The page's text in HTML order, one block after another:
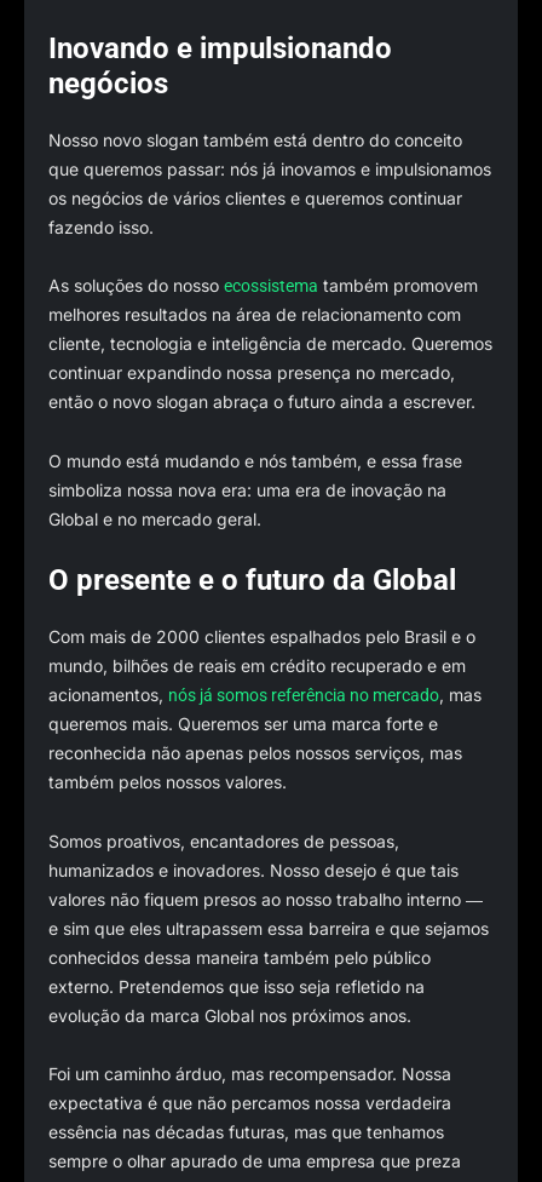
Inovando e impulsionando
negócios
Nosso novo slogan também está dentro do conceito
que queremos passar: nós já inovamos e impulsionamos
os negócios de vários clientes e queremos continuar
fazendo isso.
As soluções do nosso ecossistema também promovem
melhores resultados na área de relacionamento com
cliente, tecnologia e inteligência de mercado. Queremos
continuar expandindo nossa presença no mercado,
então o novo slogan abraça o futuro ainda a escrever.
O mundo está mudando e nós também, e essa frase
simboliza nossa nova era: uma era de inovação na
Global e no mercado geral.
O presente e o futuro da Global
Com mais de 2000 clientes espalhados pelo Brasil e o
mundo, bilhões de reais em crédito recuperado e em
acionamentos, nós já somos referência no mercado, mas
queremos mais. Queremos ser uma marca forte e
reconhecida não apenas pelos nossos serviços, mas
também pelos nossos valores.
Somos proativos, encantadores de pessoas,
humanizados e inovadores. Nosso desejo é que tais
valores não fiquem presos ao nosso trabalho interno ―
e sim que eles ultrapassem essa barreira e que sejamos
conhecidos dessa maneira também pelo público
externo. Pretendemos que isso seja refletido na
evolução da marca Global nos próximos anos.
Foi um caminho árduo, mas recompensador. Nossa
expectativa é que não percamos nossa verdadeira
essência nas décadas futuras, mas que tenhamos
sempre o olhar apurado de uma empresa que preza